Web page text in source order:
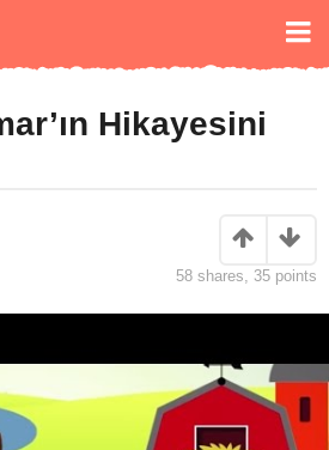
Hikayesini
58 shares, 35 points